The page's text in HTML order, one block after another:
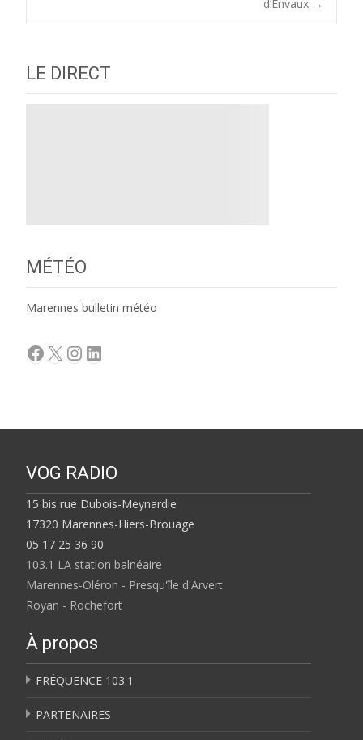
d’Envaux →
LE DIRECT
MÉTÉO
Marennes bulletin météo
Facebook
X Instagram
LinkedIn
VOG RADIO
15 bis rue Dubois-Meynardie
17320 Marennes-Hiers-Brouage
05 17 25 36 90
103.1 LA station balnéaire
Marennes-Oléron - Presqu'île d'Arvert
Royan - Rochefort
À propos
FRÉQUENCE 103.1
PARTENAIRES